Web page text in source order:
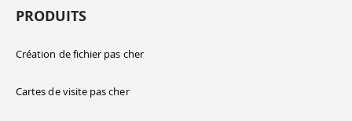
PRODUITS
Création de fichier pas cher
Cartes de visite pas cher